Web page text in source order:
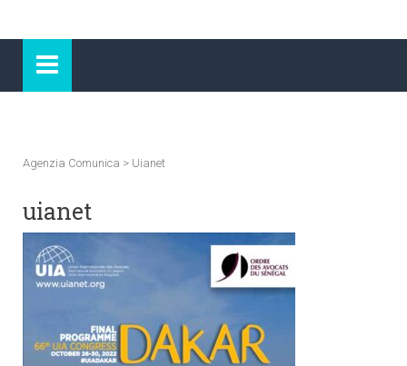
Agenzia Comunica > Uianet
uianet